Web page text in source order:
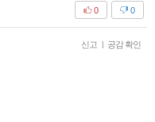
0
0
신고 | 공감 확인